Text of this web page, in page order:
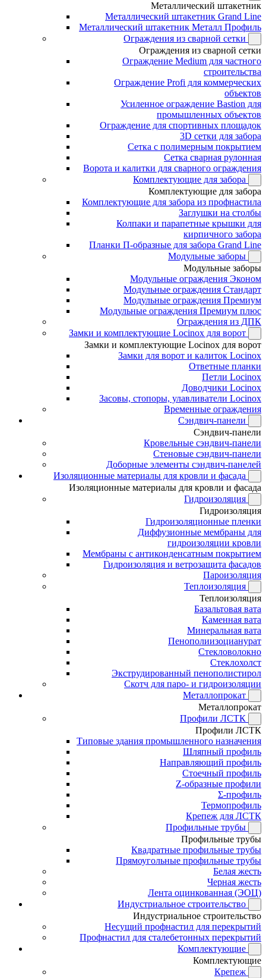
Металлический штакетник
Металлический штакетник Grand Line
Металлический штакетник Металл Профиль
Ограждения из сварной сетки
Ограждения из сварной сетки
Ограждение Medium для частного
строительства
Ограждение Profi для коммерческих
объектов
Усиленное ограждение Bastion для
промышленных объектов
Ограждение для спортивных площадок
3D сетки для забора
Сетка с полимерным покрытием
Сетка сварная рулонная
Ворота и калитки для сварного ограждения
Комплектующие для забора
Комплектующие для забора
Комплектующие для забора из профнастила
Заглушки на столбы
Колпаки и парапетные крышки для
кирпичного забора
Планки П-образные для забора Grand Line
Модульные заборы
Модульные заборы
Модульные ограждения Эконом
Модульные ограждения Стандарт
Модульные ограждения Премиум
Модульные ограждения Премиум плюс
Ограждения из ДПК
Замки и комплектующие Locinox для ворот
Замки и комплектующие Locinox для ворот
Замки для ворот и калиток Locinox
Ответные планки
Петли Locinox
Доводчики Locinox
Засовы, стопоры, улавливатели Locinox
Временные ограждения
Сэндвич-панели
Сэндвич-панели
Кровельные сэндвич-панели
Стеновые сэндвич-панели
Доборные элементы сэндвич-панелей
Изоляционные материалы для кровли и фасада
Изоляционные материалы для кровли и фасада
Гидроизоляция
Гидроизоляция
Гидроизоляционные пленки
Диффузионные мембраны для
гидроизоляции кровли
Мембраны с антиконденсатным покрытием
Гидроизоляция и ветрозащита фасадов
Пароизоляция
Теплоизоляция
Теплоизоляция
Базальтовая вата
Каменная вата
Минеральная вата
Пенополиизоцианурат
Стекловолокно
Стеклохолст
Экструдированный пенополистирол
Скотч для паро- и гидроизоляции
Металлопрокат
Металлопрокат
Профили ЛСТК
Профили ЛСТК
Типовые здания промышленного назначения
Шляпный профиль
Направляющий профиль
Стоечный профиль
Z-образные профили
Σ-профиль
Термопрофиль
Крепеж для ЛСТК
Профильные трубы
Профильные трубы
Квадратные профильные трубы
Прямоугольные профильные трубы
Белая жесть
Черная жесть
Лента оцинкованная (ЭОЦ)
Индустриальное строительство
Индустриальное строительство
Несущий профнастил для перекрытий
Профнастил для сталебетонных перекрытий
Комплектующие
Комплектующие
Крепеж